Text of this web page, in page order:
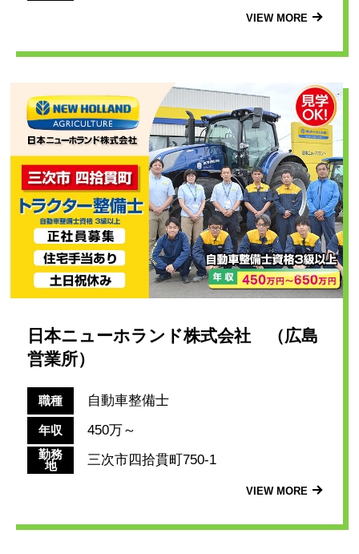
VIEW MORE
日本ニューホランド株式会社 （広島
営業所）
職種 自動車整備士
年収 450万～
勤務
地
三次市四拾貫町750-1
VIEW MORE